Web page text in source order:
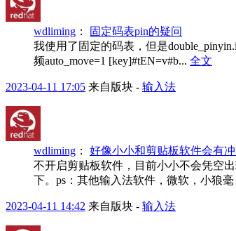
wdliming ：
固定码表pin的疑问
我使用了固定的码表，但是
频auto_move=1 [key]#tEN=v#b... 全文
2023-04-11 17:05 来自版块 - 输入法
wdliming ： 好像小小和剪贴板软件会有
不开启剪贴板软件，目前小小不会凭空
下。ps：其他输入法软件，微软，小狼
2023-04-11 14:42 来自版块 - 输入法